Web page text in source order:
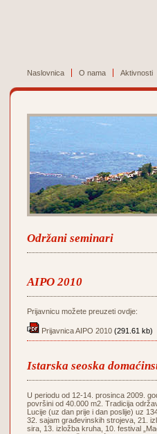
Naslovnica O nama Aktivnosti
Održani seminari
AIPO 2010
Prijavnicu možete preuzeti ovdje:
Prijavnica AIPO 2010 (291.61 kb)
Istarska seoska
U periodu od 12-14. prosinca 2009.
površini od 40.000 m2. Tradicija
Lucije (uz dan prije i dan poslije) uz
32. sajam građevinskih strojeva, 21.
sira, 13. izložba kruha, 10. festival